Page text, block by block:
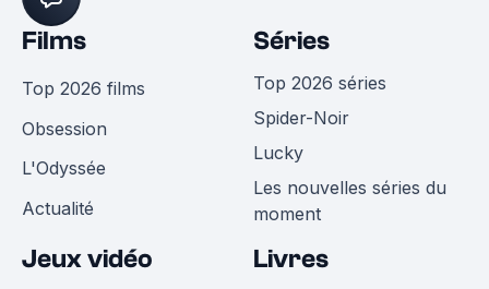
Films
Top 2026 films
Obsession
L'Odyssée
Actualité
Séries
Top 2026 séries
Spider-Noir
Lucky
Les nouvelles séries du
moment
Jeux vidéo Livres